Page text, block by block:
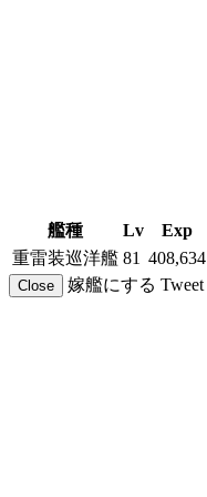
艦種 Lv Exp
重雷装巡洋艦 81 408,634
Close 嫁艦にする Tweet